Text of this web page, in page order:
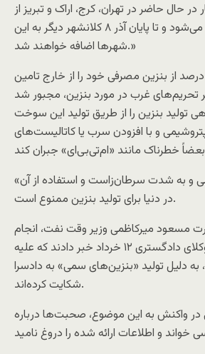
در حال حاضر در تهران، کرج، اراک و تبریز از
بنزین یورو ۴ استفاده می‌شود و تا پایان آذر ۸ کلانشهر دیگر به این
شهرها اضافه خواهند شد.»
سال ۸۸، چهل درصد از بنزین مصرفی خود را از خارج تامین
تحریم‌های غرب در مورد بنزین، مجبور شد
تولید بنزین را از طریق تولید این سوخت
و با افزودن سرب یا کاتالیست‌های
«ام‌تی‌بی‌ای» ماده‌ای سمی و به شدت سرطان‌زاست و استفاده از آن
در دنیا برای تولید بنزین ممنوع است.
مسعود میرکاظمی وزیر وقت نفت، انجام
شد. سه تن از وکلای دادگستری ۱۲ خرداد خبر دادند که علیه
دلیل تولید «بنزین‌های سمی» به دادسرا
شکایت کرده‌اند.
واکنش به این موضوع، صحبت‌ها درباره